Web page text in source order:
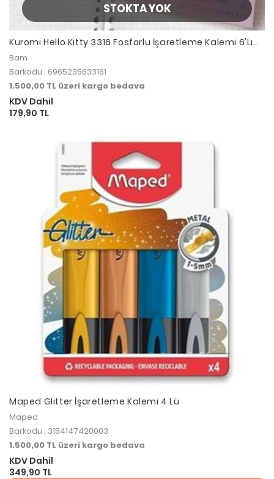
STOKTA YOK
Kuromi Hello Kitty 3316 Fosforlu İşaretleme Kalemi 6'Lı
Pastel Set
Bam
Barkodu : 6965235633161
1.500,00 TL üzeri kargo bedava
KDV Dahil
179,90 TL
Maped Glitter İşaretleme Kalemi 4 Lü
Maped
Barkodu : 3154147420003
1.500,00 TL üzeri kargo bedava
KDV Dahil
349,90 TL